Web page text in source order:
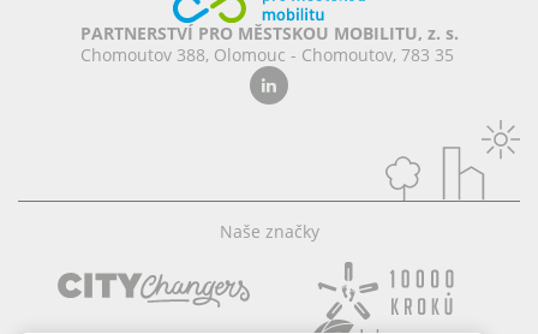
PARTNERSTVÍ PRO MĚSTSKOU MOBILITU, z. s.
Chomoutov 388, Olomouc - Chomoutov, 783 35
Naše značky